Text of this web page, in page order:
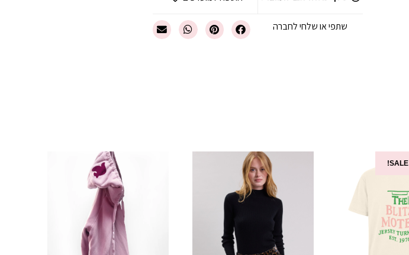
שתפי או שלחי לחברה
SALE!